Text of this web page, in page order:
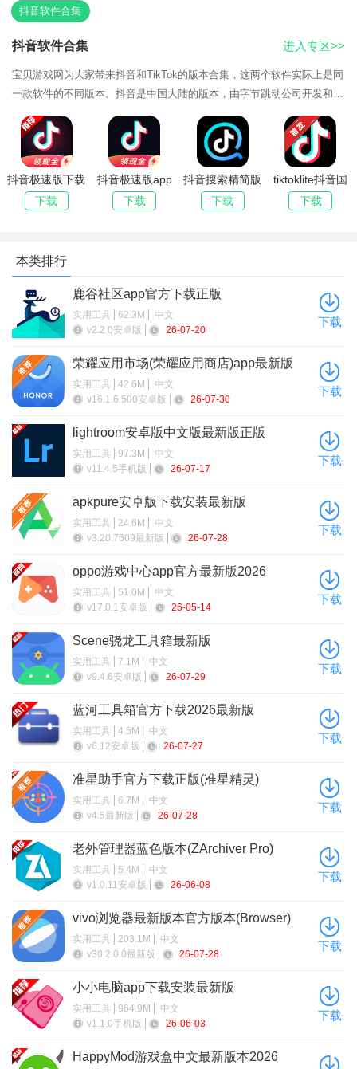
4、而且官方已经提供了非常详细的教程，哪怕你是纯小白，
自我摸索3天左右，基本都能做出一份不错的作品了，如果有人带
你的话，1天内就能上手了
5、后面就直接在APP里面的任务广场接任务就可以了，每一
6、持续创作一段时间，如何符合平台要求，你的抖音号还能
抖音软件合集
抖音软件合集
宝贝游戏网为大家带来抖音和TikTok的版本合集，这两个软件实际上是同
一款软件的不同版本。抖音是中国大陆的版本，由字节跳动公司开发和运
营。它的主要功能是短视频分享，用户可以上传和观看短小的、富有创意
的视频，
进入专区>>
抖音极速版下载
2026最新版安
装
下载
抖音极速版app
最新版本2026
下载
抖音搜索精简版
app手机版
下载
tiktoklite抖音国
际服极速版下载
下载
本类排行
鹿谷社区app官方下载正版
实用工具 62.3M
中文
v2.2.0安卓版
26-07-20
下载
荣耀应用市场(荣耀应用商店)app最新版
2026
实用工具 42.6M
中文
v16.1.6.500安卓版
26-07-30
下载
lightroom安卓版中文版最新版正版
实用工具 97.3M
中文
v11.4.5手机版
26-07-17
下载
apkpure安卓版下载安装最新版
实用工具 24.6M
中文
v3.20.7609最新版
26-07-28
下载
oppo游戏中心app官方最新版2026
实用工具 51.0M
中文
v17.0.1安卓版
26-05-14
下载
Scene骁龙工具箱最新版
实用工具 7.1M
中文
v9.4.6安卓版
26-07-29
下载
蓝河工具箱官方下载2026最新版
实用工具 4.5M
中文
v6.12安卓版
26-07-27
下载
准星助手官方下载正版(准星精灵)
实用工具 6.7M
中文
v4.5最新版
26-07-28
下载
老外管理器蓝色版本(ZArchiver Pro)
实用工具 5.4M
中文
v1.0.11安卓版
26-06-08
下载
vivo浏览器最新版本官方版本(Browser)
实用工具 203.1M
中文
v30.2.0.0最新版
26-07-28
下载
小小电脑app下载安装最新版
实用工具 964.9M
中文
v1.1.0手机版
26-06-03
下载
HappyMod游戏盒中文最新版本2026